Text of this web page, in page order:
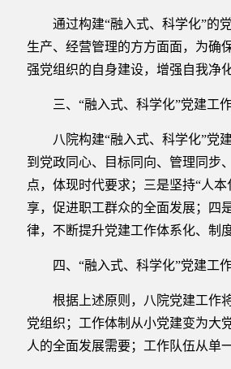
通过构建“融入式、科学化”的党
生产、经营管理的方方面面，为确
强党组织的自身建设，增强自我净
三、“融入式、科学化”党建工作
八院构建“融入式、科学化”党建
到党政同心、目标同向、管理同步
点，体现时代要求；三是坚持“人
享，促进职工群众的全面发展；四
律，不断提升党建工作体系化、制
四、“融入式、科学化”党建工
根据上述原则，八院党建工作将
党组织；工作体制从小党建变为大
人的全面发展需要；工作队伍从单